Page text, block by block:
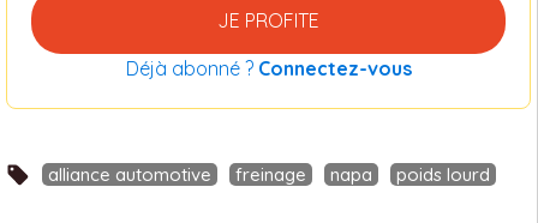
JE PROFITE
Déjà abonné ? Connectez-vous
alliance automotive freinage napa poids lourd